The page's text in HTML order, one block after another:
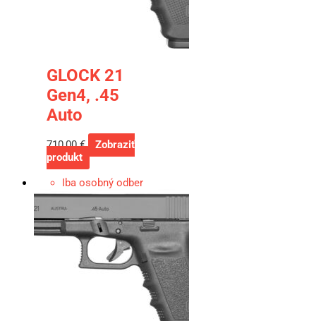
GLOCK 21
Gen4, .45
Auto
710,00€
Zobraziť
produkt
Iba osobný odber